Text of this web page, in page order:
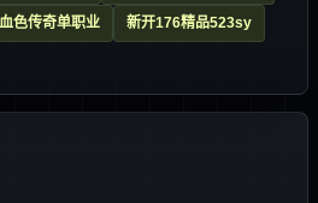
血色传奇单职业 新开176精品523sy